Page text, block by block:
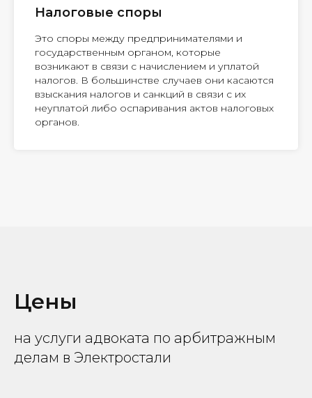
Налоговые споры
Это споры между предпринимателями и
государственным органом, которые
возникают в связи с начислением и уплатой
налогов. В большинстве случаев они касаются
взыскания налогов и санкций в связи с их
неуплатой либо оспаривания актов налоговых
органов.
Цены
на услуги адвоката по арбитражным
делам в Электростали